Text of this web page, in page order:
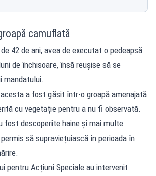
camuflată
42 de ani, avea de executat o pedeapsă
de închisoare, însă reușise să se
mandatului.
a fost găsit într-o groapă amenajată
cu vegetație pentru a nu fi observată.
fost descoperite haine și mai multe
să supraviețuiască în perioada în
pentru Acțiuni Speciale au intervenit